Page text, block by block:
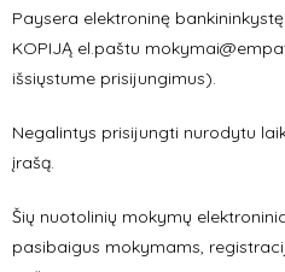
Paysera elektroninę bankininkystę
KOPIJĄ el.paštu
išsiųstume prisijungimus).
Negalintys prisijungti nurodytu
įrašą.
Šių nuotolinių mokymų
pasibaigus mokymams,